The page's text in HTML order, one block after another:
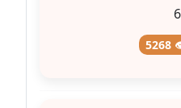
(ماعت)
👁